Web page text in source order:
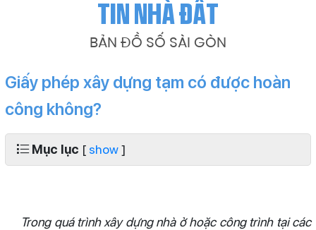
Tin nhà đất
BẢN ĐỒ SỐ SÀI GÒN
Giấy phép xây dựng tạm có được hoàn
công không?
Mục lục [ show]
Trong quá trình xây dựng nhà ở hoặc công trình tại các